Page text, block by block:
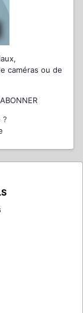
caméras ou de
?